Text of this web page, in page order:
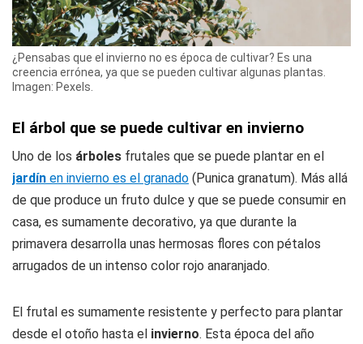
¿Pensabas que el invierno no es época de cultivar? Es una
creencia errónea, ya que se pueden cultivar algunas plantas.
Imagen: Pexels.
El árbol que se puede cultivar en invierno
Uno de los árboles frutales que se puede plantar en el
jardín en invierno es el granado (Punica granatum). Más allá
de que produce un fruto dulce y que se puede consumir en
casa, es sumamente decorativo, ya que durante la
primavera desarrolla unas hermosas flores con pétalos
arrugados de un intenso color rojo anaranjado.
El frutal es sumamente resistente y perfecto para plantar
desde el otoño hasta el invierno. Esta época del año